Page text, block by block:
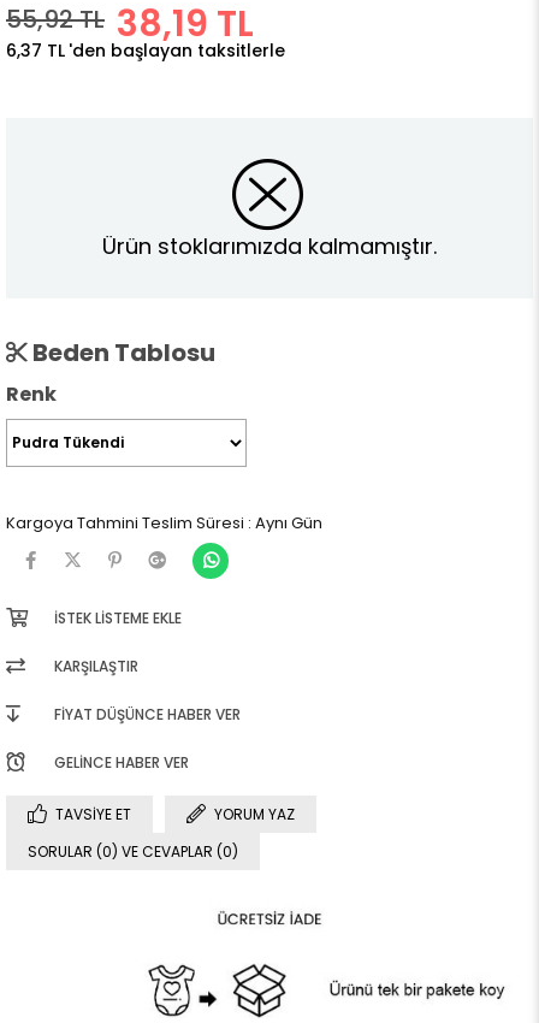
55,92 TL 38,19 TL
6,37 TL 'den başlayan taksitlerle
Ürün stoklarımızda kalmamıştır.
Beden Tablosu
Renk
Kargoya Tahmini Teslim Süresi : Aynı Gün
İSTEK LISTEME EKLE
KARŞILAŞTIR
FIYAT DÜŞÜNCE HABER VER
GELINCE HABER VER
TAVSIYE ET
YORUM YAZ
SORULAR (0) VE CEVAPLAR (0)